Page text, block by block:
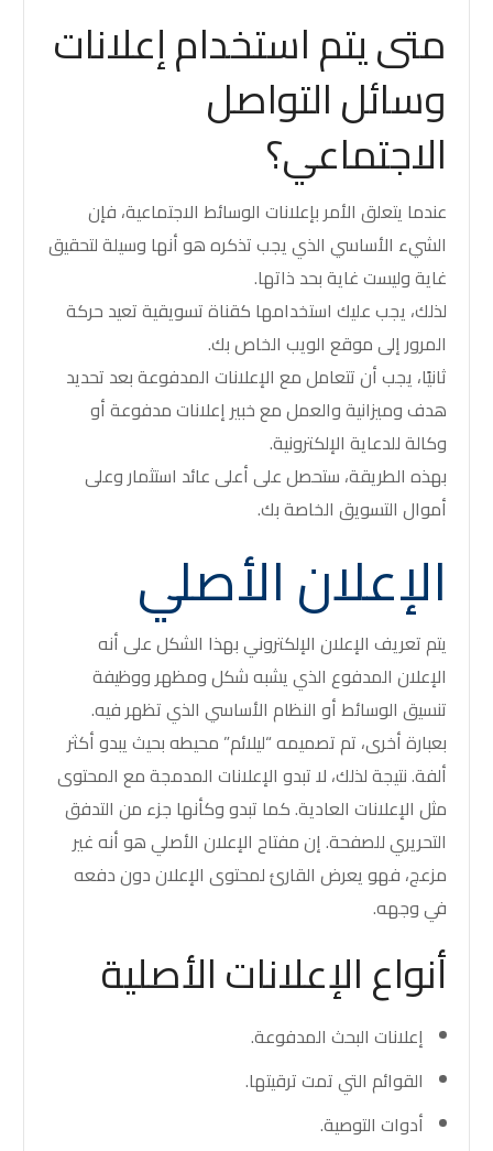
متى يتم استخدام إعلانات
وسائل التواصل
الاجتماعي؟
عندما يتعلق الأمر بإعلانات الوسائط الاجتماعية، فإن
الشيء الأساسي الذي يجب تذكره هو أنها وسيلة لتحقيق
غاية وليست غاية بحد ذاتها.
لذلك، يجب عليك استخدامها كقناة تسويقية تعيد حركة
المرور إلى موقع الويب الخاص بك.
ثانيًا، يجب أن تتعامل مع الإعلانات المدفوعة بعد تحديد
هدف وميزانية والعمل مع خبير إعلانات مدفوعة أو
وكالة للدعاية الإلكترونية.
بهذه الطريقة، ستحصل على أعلى عائد استثمار وعلى
أموال التسويق الخاصة بك.
الإعلان الأصلي
يتم تعريف الإعلان الإلكتروني بهذا الشكل على أنه
الإعلان المدفوع الذي يشبه شكل ومظهر ووظيفة
تنسيق الوسائط أو النظام الأساسي الذي تظهر فيه.
بعبارة أخرى، تم تصميمه “ليلائم” محيطه بحيث يبدو أكثر
ألفة. نتيجة لذلك، لا تبدو الإعلانات المدمجة مع المحتوى
مثل الإعلانات العادية. كما تبدو وكأنها جزء من التدفق
التحريري للصفحة. إن مفتاح الإعلان الأصلي هو أنه غير
مزعج، فهو يعرض القارئ لمحتوى الإعلان دون دفعه
في وجهه.
أنواع الإعلانات الأصلية
إعلانات البحث المدفوعة.
القوائم التي تمت ترقيتها.
أدوات التوصية.